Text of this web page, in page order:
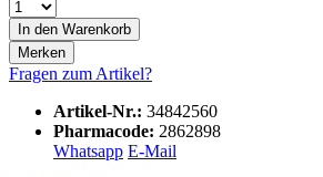
In den Warenkorb
Merken
Fragen zum Artikel?
Artikel-Nr.: 34842560
Pharmacode: 2862898
Whatsapp E-Mail